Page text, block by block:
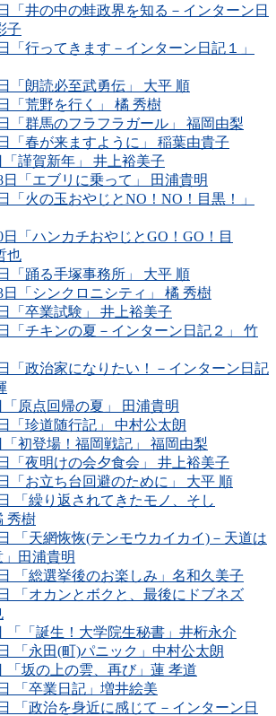
「井の中の蛙政界を知る－インターン日
子
「行ってきます－インターン日記１」
「朗読必至武勇伝」 大平 順
「荒野を行く」 橘 秀樹
「群馬のフラフラガール」 福岡由梨
「春が来ますように」 稲葉由貴子
「謹賀新年」 井上裕美子
日「エブリに乗って」 田浦貴明
「火の玉おやじとNO！NO！目黒！」
日「ハンカチおやじとGO！GO！目
也
「踊る手塚事務所」 大平 順
日「シンクロニシティ」 橘 秀樹
「卒業試験」 井上裕美子
「チキンの夏－インターン日記２」 竹
「政治家になりたい！－インターン日記
「原点回帰の夏」 田浦貴明
「珍道随行記」 中村公太朗
「初登場！福岡戦記」 福岡由梨
「夜明けの会夕食会」 井上裕美子
「お立ち台回避のために」 大平 順
「繰り返されてきたモノ、そし
秀樹
「天網恢恢(テンモウカイカイ)－天道は
田浦貴明
「総選挙後のお楽しみ」名和久美子
「オカンとボクと、最後にドブネズ
「「誕生！大学院生秘書」井桁永介
「永田(町)パニック」中村公太朗
「坂の上の雲、再び」蓮 孝道
「卒業日記」増井絵美
「政治を身近に感じて－インターン日